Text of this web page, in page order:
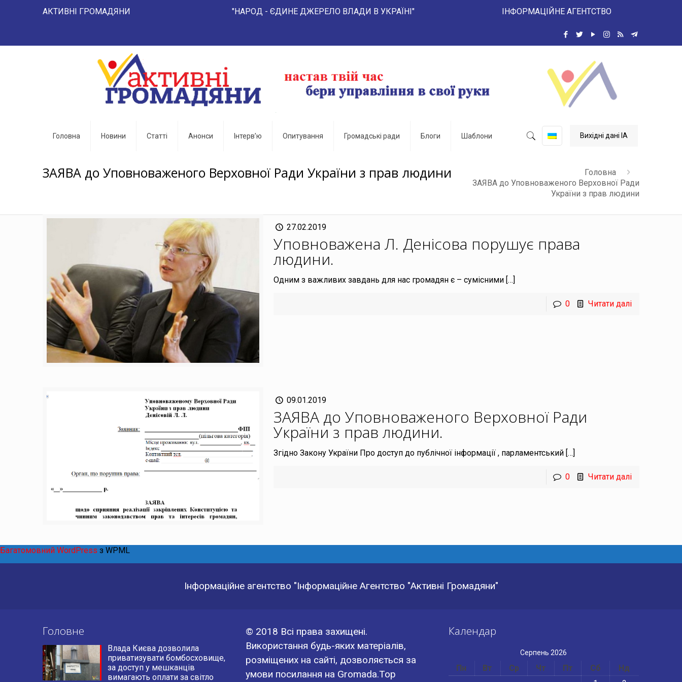
АКТИВНІ ГРОМАДЯНИ "НАРОД - ЄДИНЕ ДЖЕРЕЛО ВЛАДИ В УКРАЇНІ" ІНФОРМАЦІЙНЕ АГЕНТСТВО
Головна Новини Статті Анонси Інтерв’ю Опитування Громадські ради Блоги Шаблони Вихідні дані ІА
ЗАЯВА до Уповноваженого Верховної Ради України з прав людини
Головна
ЗАЯВА до Уповноваженого Верховної Ради
України з прав людини
27.02.2019
Уповноважена Л. Денісова порушує права
людини.
Одним з важливих завдань для нас громадян є – сумісними […]
0 Читати далі
09.01.2019
ЗАЯВА до Уповноваженого Верховної Ради
України з прав людини.
Згідно Закону України Про доступ до публічної інформації , парламентський […]
0 Читати далі
Інформаційне агентство "Інформаційне Агентство "Активні Громадяни"
Головне
Влада Києва дозволила
приватизувати бомбосховище,
за доступ у мешканців
вимагають оплати за світло
© 2018 Всі права захищені.
Використання будь-яких матеріалів,
розміщених на сайті, дозволяється за
умови посилання на Gromada.Top
Календар
Серпень 2026
Пн Вт Ср Чт Пт Сб
Нд
Багатомовний WordPress з WPML